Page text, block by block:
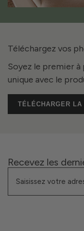
Téléchargez vos
Soyez le premier
unique avec le
TÉLÉCHARGER LA
Recevez les